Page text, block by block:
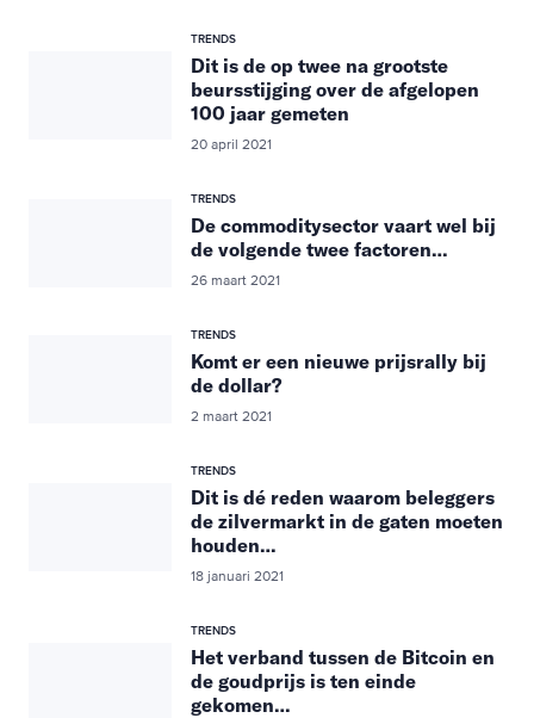
TRENDS
Dit is de op twee na grootste
beursstijging over de afgelopen
100 jaar gemeten
20 april 2021
TRENDS
De commoditysector vaart wel bij
de volgende twee factoren…
26 maart 2021
TRENDS
Komt er een nieuwe prijsrally bij
de dollar?
2 maart 2021
TRENDS
Dit is dé reden waarom beleggers
de zilvermarkt in de gaten moeten
houden…
18 januari 2021
TRENDS
Het verband tussen de Bitcoin en
de goudprijs is ten einde
gekomen…